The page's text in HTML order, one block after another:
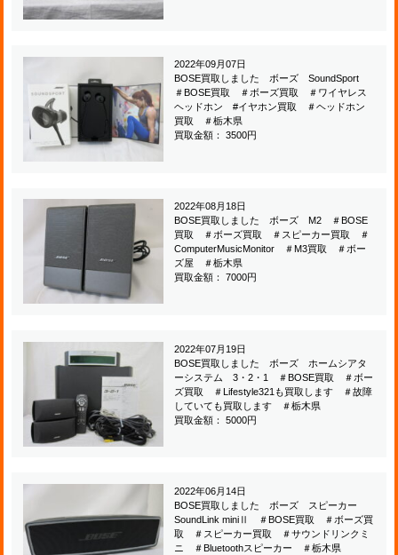
2022年09月07日
BOSE買取しました ボーズ SoundSport
＃BOSE買取 ＃ボーズ買取 ＃ワイヤレス
ヘッドホン #イヤホン買取 ＃ヘッドホン
買取 ＃栃木県
買取金額： 3500円
2022年08月18日
BOSE買取しました ボーズ M2 ＃BOSE
買取 ＃ボーズ買取 ＃スピーカー買取 ＃
ComputerMusicMonitor ＃M3買取 ＃ボー
ズ屋 ＃栃木県
買取金額： 7000円
2022年07月19日
BOSE買取しました ボーズ ホームシアタ
ーシステム 3・2・1 ＃BOSE買取 ＃ボー
ズ買取 ＃Lifestyle321も買取します ＃故障
していても買取します ＃栃木県
買取金額： 5000円
2022年06月14日
BOSE買取しました ボーズ スピーカー
SoundLink miniⅡ ＃BOSE買取 ＃ボーズ買
取 ＃スピーカー買取 ＃サウンドリンクミ
ニ ＃Bluetoothスピーカー ＃栃木県